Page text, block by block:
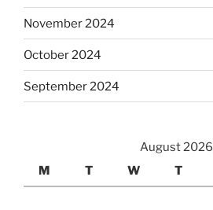
November 2024
October 2024
September 2024
August 2026
M
T W T